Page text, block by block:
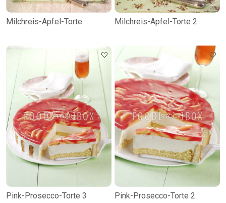
Milchreis-Apfel-Torte Milchreis-Apfel-Torte 2
Pink-Prosecco-Torte 3 Pink-Prosecco-Torte 2